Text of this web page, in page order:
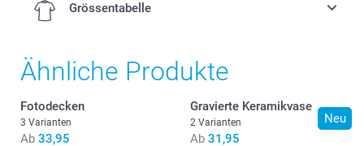
Grössentabelle
118 cm
Ähnliche Produkte
Fotodecken
3 Varianten
Ab 33,95
Neu
Gravierte Keramikvase
2 Varianten
Ab 31,95